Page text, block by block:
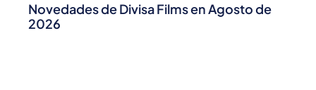
Novedades de Divisa Films en Agosto de
2026